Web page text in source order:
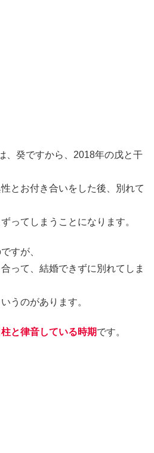
、癸ですから、2018年の戊と干
とお付き合いをした後、別れて
ってしまうことになります。
すが、
って、結婚できずに別れてしま
うのがあります。
と律音している時期です。